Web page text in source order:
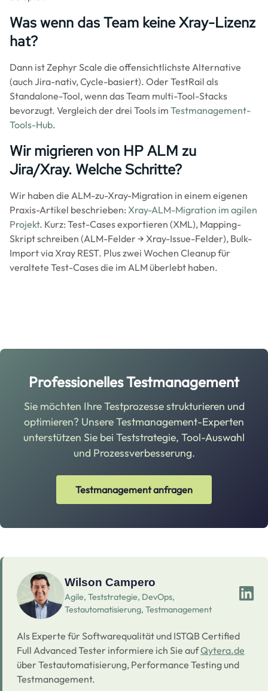
Was wenn das Team keine Xray-Lizenz
hat?
Dann ist Zephyr Scale die offensichtlichste Alternative
(auch Jira-nativ, Cycle-basiert). Oder TestRail als
Standalone-Tool, wenn das Team multi-Tool-Stacks
bevorzugt. Vergleich der drei Tools im Testmanagement-
Tools-Hub.
Wir migrieren von HP ALM zu
Jira/Xray. Welche Schritte?
Wir haben die ALM-zu-Xray-Migration in einem eigenen
Praxis-Artikel beschrieben: Xray-ALM-Migration im agilen
Projekt. Kurz: Test-Cases exportieren (XML), Mapping-
Skript schreiben (ALM-Felder → Xray-Issue-Felder), Bulk-
Import via Xray REST. Plus zwei Wochen Cleanup für
veraltete Test-Cases die im ALM überlebt haben.
Professionelles Testmanagement
Sie möchten Ihre Testprozesse strukturieren und
optimieren? Unsere Testmanagement-Experten
unterstützen Sie bei Teststrategie, Tool-Auswahl
und Prozessverbesserung.
Testmanagement anfragen
Wilson Campero
Agile, Teststrategie, DevOps,
Testautomatisierung, Testmanagement
Als Experte für Softwarequalität und ISTQB Certified
Full Advanced Tester informiere ich Sie aufQytera.de
über Testautomatisierung, Performance Testing und
Testmanagement.